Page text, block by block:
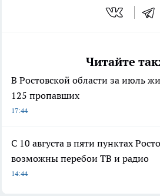
Читайте
В Ростовской области за июль
125 пропавших
17:44
С 10 августа в пяти пунктах
возможны перебои ТВ и радио
14:44